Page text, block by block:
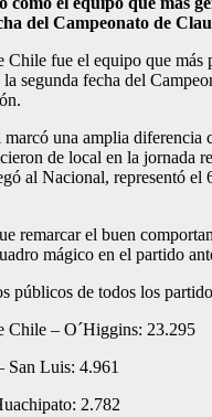
del Campeonato de
Chile fue el equipo que más
segunda fecha del
una amplia diferencia
de local en la jornada
al Nacional, representó el
remarcar el buen
mágico en el partido
públicos de todos los
Chile – O´Higgins: 23.295
San Luis: 4.961
2.782